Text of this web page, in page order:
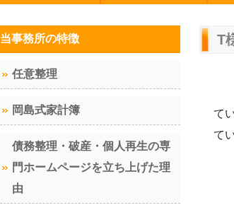
T
て
て
当事務所の特徴
任意整理
岡島式家計簿
債務整理・破産・個人再生の専
門ホームページを立ち上げた理
由